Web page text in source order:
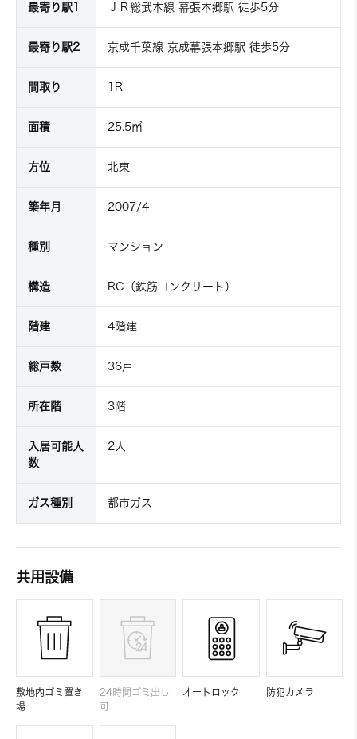
最寄り駅1 ＪＲ総武本線 幕張本郷駅 徒歩5分
最寄り駅2 京成千葉線 京成幕張本郷駅 徒歩5分
間取り 1R
面積 25.5㎡
方位 北東
築年月 2007/4
種別 マンション
構造 RC（鉄筋コンクリート）
階建 4階建
総戸数 36戸
所在階 3階
入居可能人
数
2人
ガス種別 都市ガス
共用設備
敷地内ゴミ置き
場
24時間ゴミ出し
可
オートロック 防犯カメラ